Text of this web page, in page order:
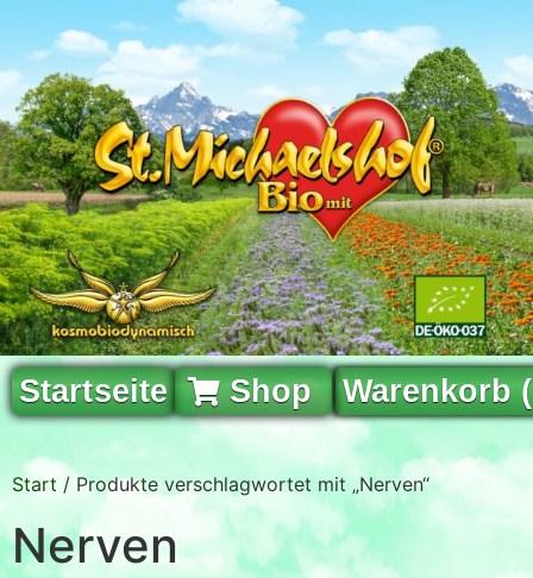
Startseite Shop Warenkorb
Start / Produkte verschlagwortet mit „Nerven“
Nerven